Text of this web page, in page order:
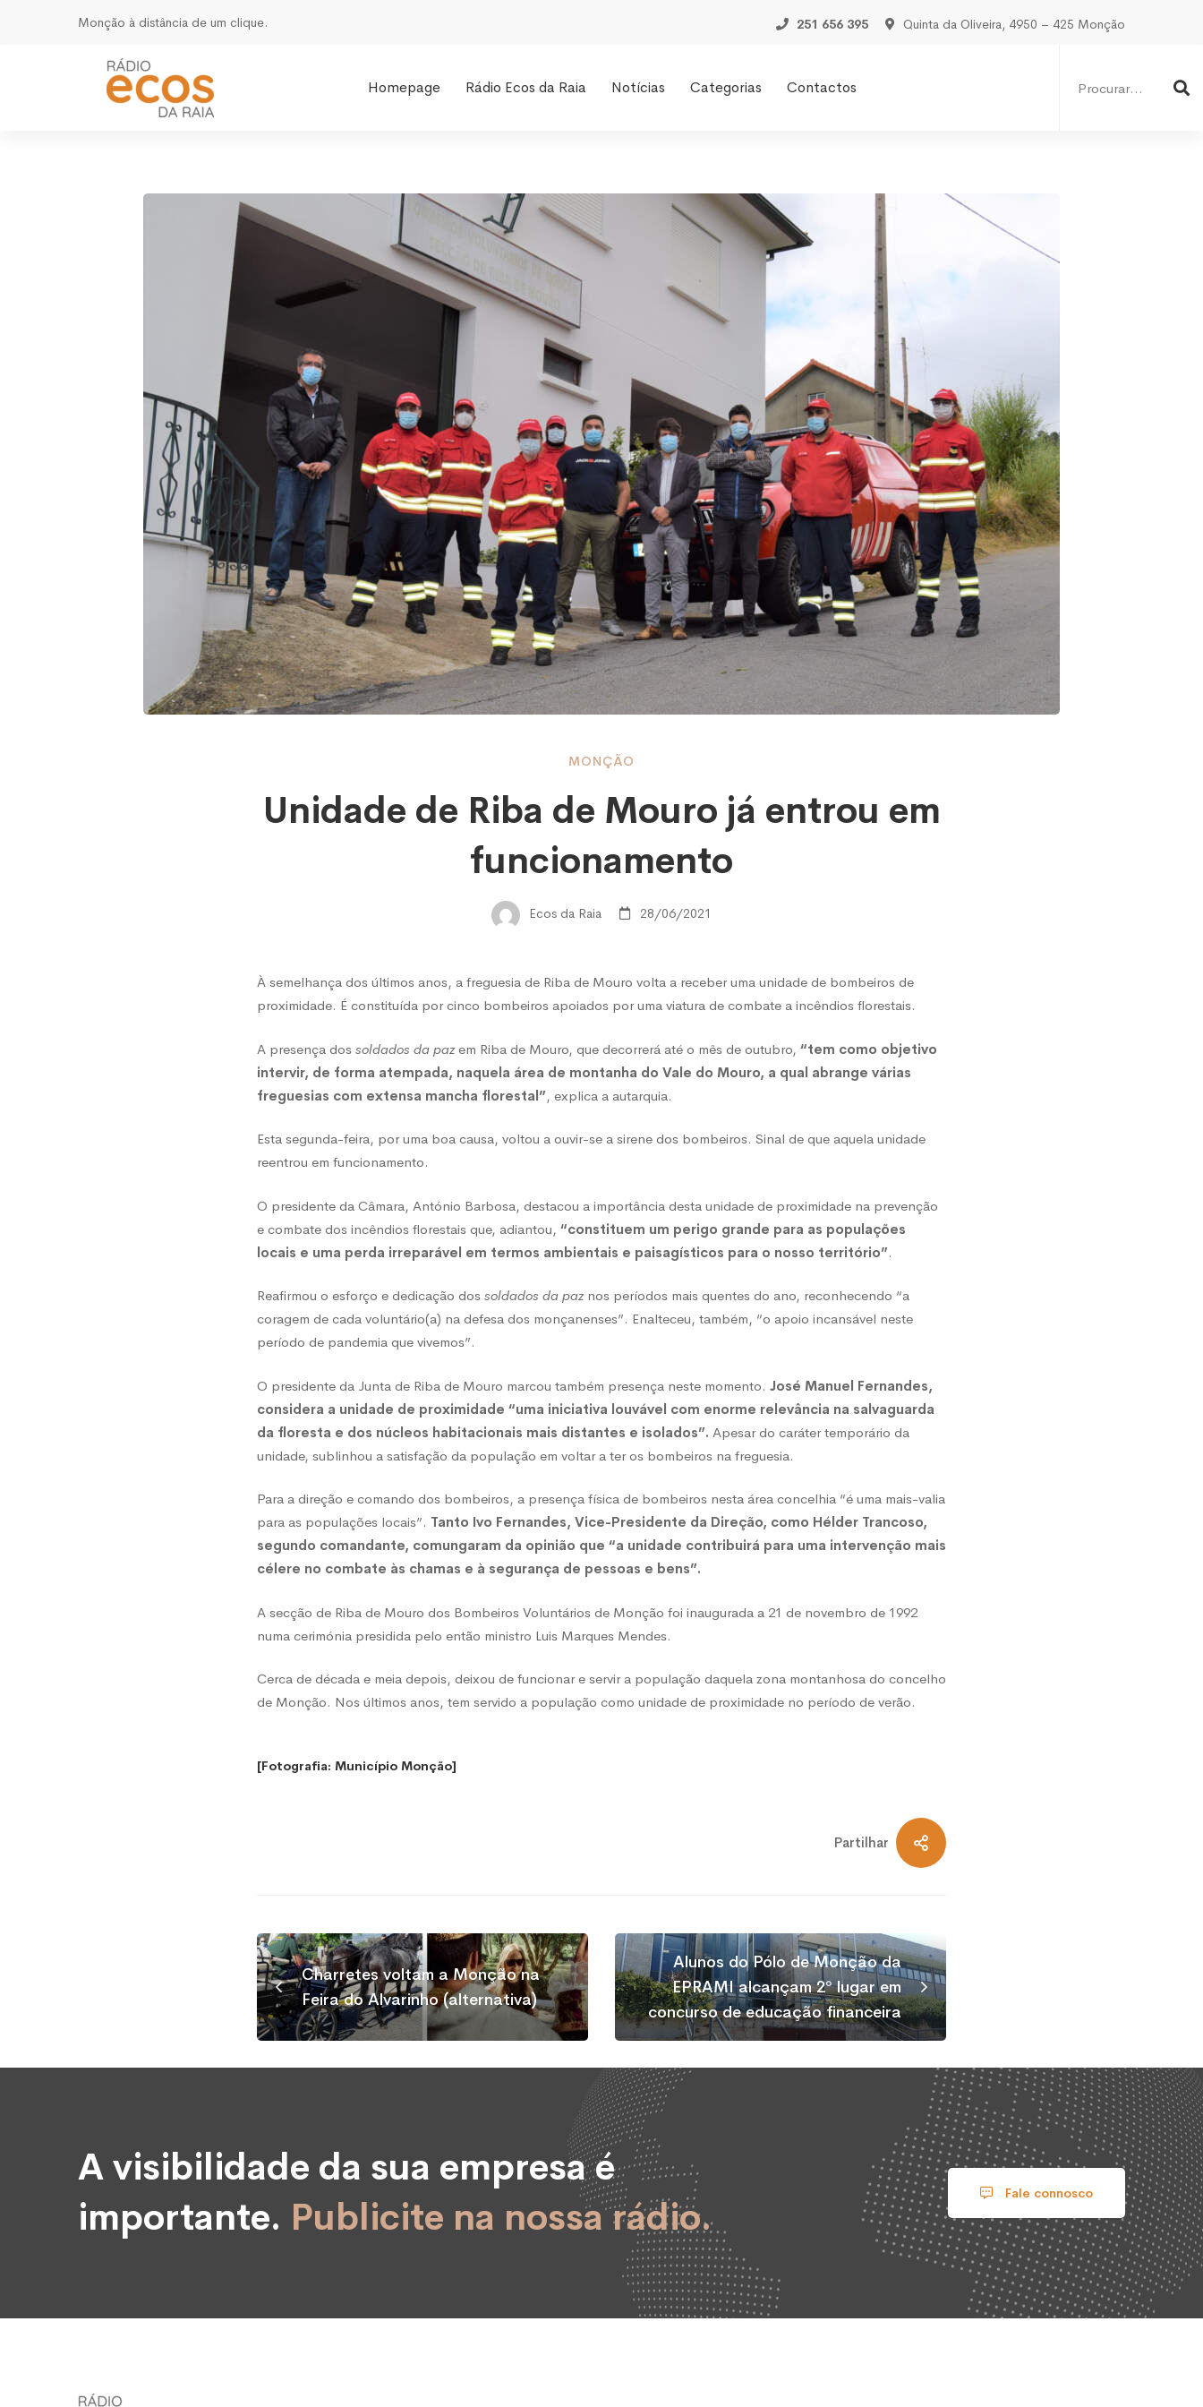
Monção à distância de um clique. 251 656 395 Quinta da Oliveira, 4950 – 425 Monção
Homepage Rádio Ecos da Raia Notícias Categorias Contactos
de
de
Mouro
já
entrou
em
funcionamento
MONÇÃO
Unidade de Riba de Mouro já entrou em
funcionamento
Ecos da Raia 28/06/2021
À semelhança dos últimos anos, a freguesia de Riba de Mouro volta a receber uma unidade de bombeiros de
proximidade. É constituída por cinco bombeiros apoiados por uma viatura de combate a incêndios florestais.
A presença dos soldados da pazem Riba de Mouro, que decorrerá até o mês de outubro, “tem como objetivo
intervir, de forma atempada, naquela área de montanha do Vale do Mouro, a qual abrange várias
freguesias com extensa mancha florestal”, explica a autarquia.
Esta segunda-feira, por uma boa causa, voltou a ouvir-se a sirene dos bombeiros. Sinal de que aquela unidade
reentrou em funcionamento.
O presidente da Câmara, António Barbosa, destacou a importância desta unidade de proximidade na prevenção
e combate dos incêndios florestais que, adiantou, “constituem um perigo grande para as populações
locais e uma perda irreparável em termos ambientais e paisagísticos para o nosso território”.
Reafirmou o esforço e dedicação dos soldados da paznos períodos mais quentes do ano, reconhecendo “a
coragem de cada voluntário(a) na defesa dos monçanenses”. Enalteceu, também, “o apoio incansável neste
período de pandemia que vivemos”.
O presidente da Junta de Riba de Mouro marcou também presença neste momento. José Manuel Fernandes,
considera a unidade de proximidade “uma iniciativa louvável com enorme relevância na salvaguarda
da floresta e dos núcleos habitacionais mais distantes e isolados”. Apesar do caráter temporário da
unidade, sublinhou a satisfação da população em voltar a ter os bombeiros na freguesia.
Para a direção e comando dos bombeiros, a presença física de bombeiros nesta área concelhia “é uma mais-valia
para as populações locais”. Tanto Ivo Fernandes, Vice-Presidente da Direção, como Hélder Trancoso,
segundo comandante, comungaram da opinião que “a unidade contribuirá para uma intervenção mais
célere no combate às chamas e à segurança de pessoas e bens”.
A secção de Riba de Mouro dos Bombeiros Voluntários de Monção foi inaugurada a 21 de novembro de 1992
numa cerimónia presidida pelo então ministro Luis Marques Mendes.
Cerca de década e meia depois, deixou de funcionar e servir a população daquela zona montanhosa do concelho
de Monção. Nos últimos anos, tem servido a população como unidade de proximidade no período de verão.
[Fotografia: Município Monção]
Partilhar
Charretes voltam a Monção na
Feira do Alvarinho (alternativa)
Alunos do Pólo de Monção da
EPRAMI alcançam 2º lugar em
concurso de educação financeira
A visibilidade da sua empresa é
importante. Publicite na nossa rádio.
Fale connosco